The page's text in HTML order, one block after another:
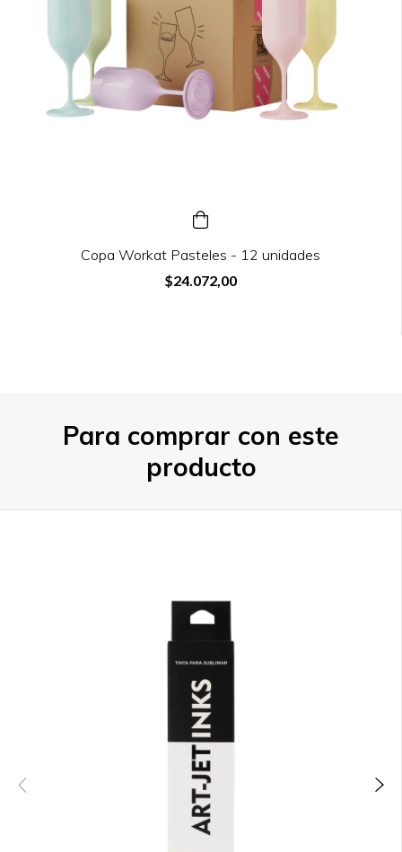
Copa Workat Pasteles - 12 unidades
$24.072,00
Para comprar con este
producto